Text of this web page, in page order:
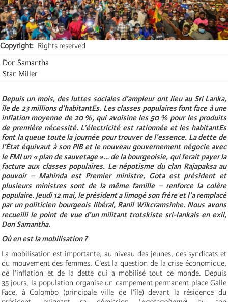
Copyright
Rights reserved
Don Samantha
Stan Miller
Depuis un mois, des luttes sociales d’ampleur ont lieu au Sri Lanka,
île de 23 millions d’habitantEs. Les classes populaires font face à une
inflation moyenne de 20 %, qui avoisine les 50 % pour les produits
de première nécessité. L’électricité est rationnée et les habitantEs
font la queue toute la journée pour trouver de l’essence. La dette de
l’État équivaut à son PIB et le nouveau gouvernement négocie avec
le FMI un « plan de sauvetage »… de la bourgeoisie, qui ferait payer la
facture aux classes populaires. Le népotisme du clan Rajapaksa au
pouvoir – Mahinda est Premier ministre, Gota est président et
plusieurs ministres sont de la même famille – renforce la colère
populaire. Jeudi 12 mai, le président a limogé son frère et l’a remplacé
par un politicien bourgeois libéral, Ranil Wikcramsinhe. Nous avons
recueilli le point de vue d’un militant trotskiste sri-lankais en exil,
Don Samantha.
Où en est la mobilisation ?
La mobilisation est importante, au niveau des jeunes, des syndicats et
du mouvement des femmes. C’est la question de la crise économique,
de l’inflation et de la dette qui a mobilisé tout ce monde. Depuis
35 jours, la population organise un campement permanent place Galle
Face, à Colombo (principale ville de l’île) devant la résidence du